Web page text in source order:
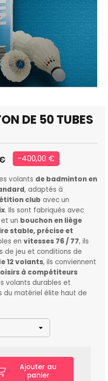
DE 50 TUBES
-400,00 €
volants de badminton en
, adaptés à
club avec un
. Ils sont fabriqués avec
un bouchon en liège
stable, précise et
envitesses 76 / 77, ils
de jeu et conditions de
12 volants, ils conviennent
à compétiteurs
volants durables et
du matériel élite haut de
Ajouter au
panier